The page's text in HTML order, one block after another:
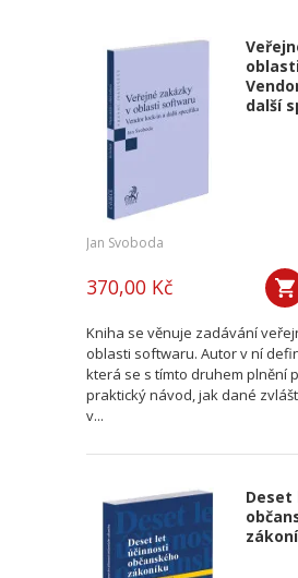
další
Jan Svoboda
370,00 Kč
Kniha se věnuje zadávání
oblasti softwaru. Autor v ní
která se s tímto druhem plnění
praktický návod, jak dané
v...